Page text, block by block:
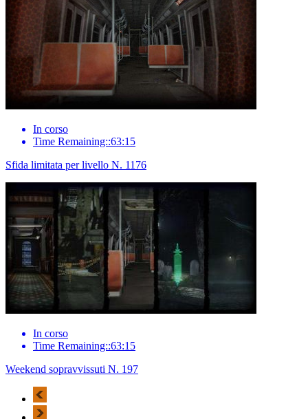
In corso
Time Remaining::63:15
Sfida limitata per livello N. 1176
In corso
Time Remaining::63:15
Weekend sopravvissuti N. 197